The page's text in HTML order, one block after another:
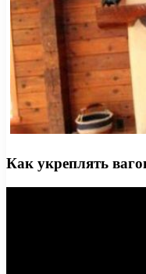
Как укреплять